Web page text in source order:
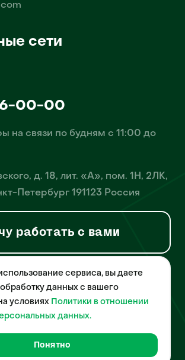
сети
00-00
на связи по будням с 11:00 до
д. 18, лит. «А», пом. 1Н, 2ЛК,
Петербург 191123 Россия
работать с вами
«Биржа домашних животных «Пет-Ес»
в области информационных
по разработке и эксплуатации
обеспечения, деятельность
коммуникационной сети Интернет и
свидетельство о регистрации
февраля 2021 года.
сервиса, вы даете
данных с вашего
условиях Политики в отношении
данных.
Понятно